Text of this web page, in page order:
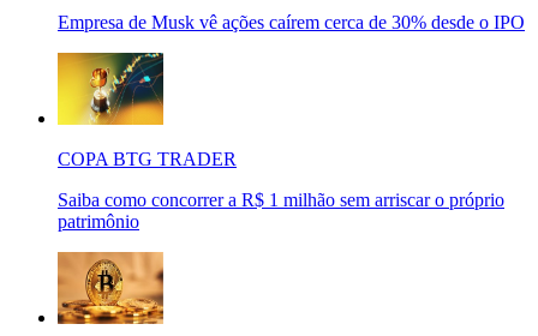
Empresa de Musk vê ações caírem cerca de 30% desde o IPO
COPA BTG TRADER
Saiba como concorrer a R$ 1 milhão sem arriscar o próprio
patrimônio